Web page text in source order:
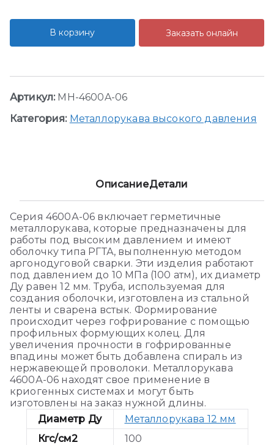
В корзину Заказать онлайн
Артикул: MH-4600A-06
Категория: Металлорукава высокого давления
ОписаниеДетали
Серия 4600А-06 включает герметичные
металлорукава, которые предназначены для
работы под высоким давлением и имеют
оболочку типа РГТА, выполненную методом
аргонодуговой сварки. Эти изделия работают
под давлением до 10 МПа (100 атм), их диаметр
Ду равен 12 мм. Труба, используемая для
создания оболочки, изготовлена из стальной
ленты и сварена встык. Формирование
происходит через гофрирование с помощью
профильных формующих колец. Для
увеличения прочности в гофрированные
впадины может быть добавлена спираль из
нержавеющей проволоки. Металлорукава
4600А-06 находят свое применение в
криогенных системах и могут быть
изготовлены на заказ нужной длины.
Диаметр Ду
Металлорукава 12 мм
Кгс/см2
100